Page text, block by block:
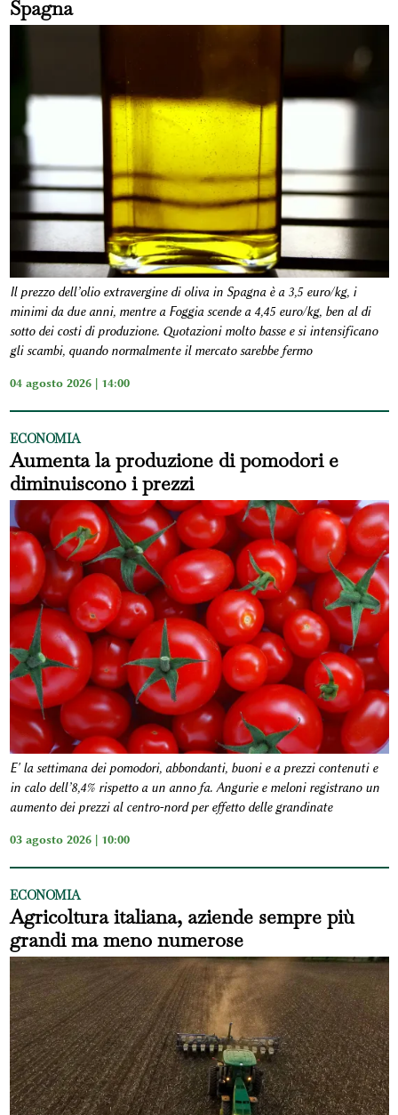
Spagna
Il prezzo dell’olio extravergine di oliva in Spagna è a 3,5 euro/kg, i
minimi da due anni, mentre a Foggia scende a 4,45 euro/kg, ben al di
sotto dei costi di produzione. Quotazioni molto basse e si intensificano
gli scambi, quando normalmente il mercato sarebbe fermo
04 agosto 2026 | 14:00
ECONOMIA
Aumenta la produzione di pomodori e
diminuiscono i prezzi
E' la settimana dei pomodori, abbondanti, buoni e a prezzi contenuti e
in calo dell’8,4% rispetto a un anno fa. Angurie e meloni registrano un
aumento dei prezzi al centro-nord per effetto delle grandinate
03 agosto 2026 | 10:00
ECONOMIA
Agricoltura italiana, aziende sempre più
grandi ma meno numerose